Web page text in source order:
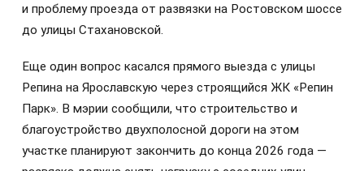
и проблему проезда от развязки на Ростовском шоссе
до улицы Стахановской.
Еще один вопрос касался прямого выезда с улицы
Репина на Ярославскую через строящийся ЖК «Репин
Парк». В мэрии сообщили, что строительство и
благоустройство двухполосной дороги на этом
участке планируют закончить до конца 2026 года —